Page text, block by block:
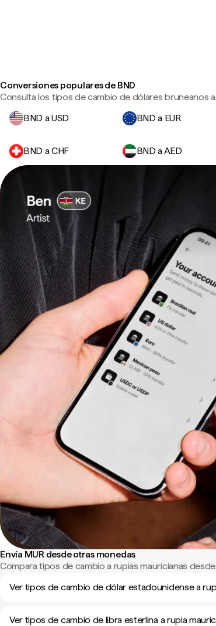
Conversiones populares de BND
Consulta los tipos de cambio de dólares bruneanos
BND a USD
BND a EUR
BND a CHF BND a AED
Envía MUR desde otras monedas
Compara tipos de cambio a rupias mauricianas
Ver tipos de cambio de dólar estadounidense a
Ver tipos de cambio de libra esterlina a rupia